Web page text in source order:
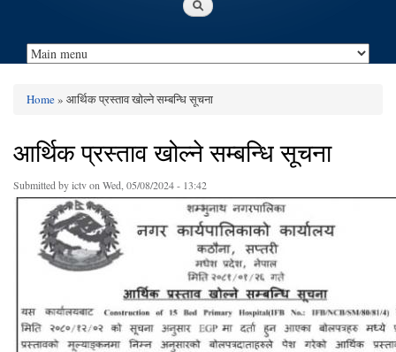
Home» आर्थिक प्रस्ताव खोल्ने सम्बन्धि सूचना
आर्थिक प्रस्ताव खोल्ने सम्बन्धि सूचना
Submitted byictvon Wed, 05/08/2024 - 13:42